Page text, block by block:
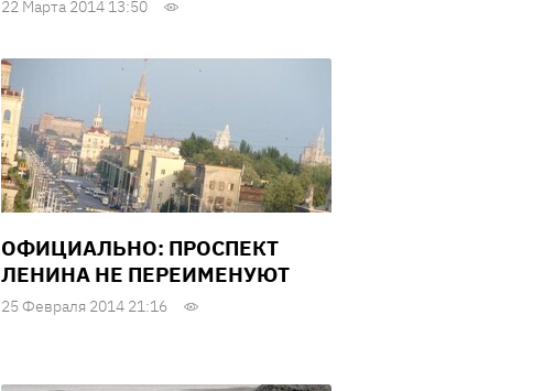
22 Марта 2014 13:50
ОФИЦИАЛЬНО: ПРОСПЕКТ
ЛЕНИНА НЕ ПЕРЕИМЕНУЮТ
25 Февраля 2014 21:16